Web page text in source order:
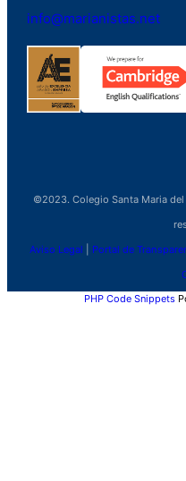
info@marianistas.net
©2023. Colegio Santa Maria
Aviso Legal Portal de
PHP Code Snippets